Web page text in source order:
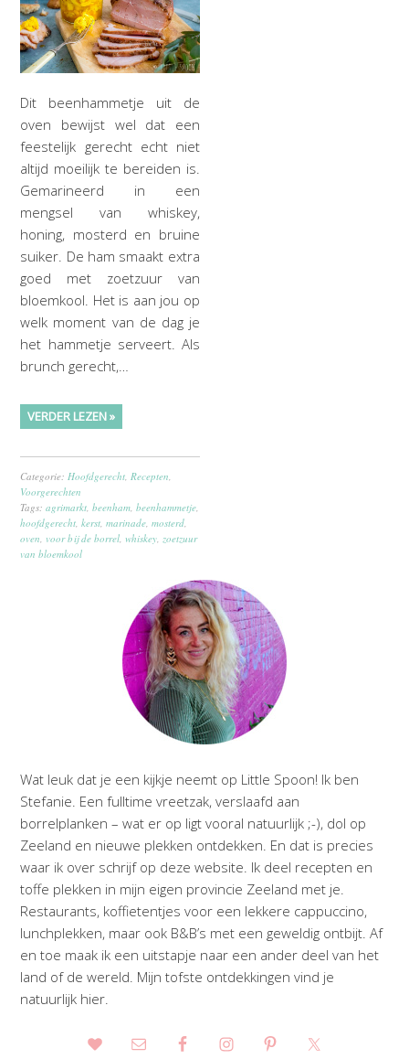
Dit beenhammetje uit de
oven bewijst wel dat een
feestelijk gerecht echt niet
altijd moeilijk te bereiden is.
Gemarineerd in een
mengsel van whiskey,
honing, mosterd en bruine
suiker. De ham smaakt extra
goed met zoetzuur van
bloemkool. Het is aan jou op
welk moment van de dag je
het hammetje serveert. Als
brunch gerecht,…
VERDER LEZEN »
Categorie:Hoofdgerecht,Recepten,
Voorgerechten
Tags:agrimarkt,beenham,beenhammetje,
hoofdgerecht,kerst,marinade,mosterd,
oven, voor bij de borrel,whiskey,zoetzuur
van bloemkool
Wat leuk dat je een kijkje neemt op Little Spoon! Ik ben
Stefanie. Een fulltime vreetzak, verslaafd aan
borrelplanken – wat er op ligt vooral natuurlijk ;-), dol op
Zeeland en nieuwe plekken ontdekken. En dat is precies
waar ik over schrijf op deze website. Ik deel recepten en
toffe plekken in mijn eigen provincie Zeeland met je.
Restaurants, koffietentjes voor een lekkere cappuccino,
lunchplekken, maar ook B&B’s met een geweldig ontbijt. Af
en toe maak ik een uitstapje naar een ander deel van het
land of de wereld. Mijn tofste ontdekkingen vind je
natuurlijk hier.